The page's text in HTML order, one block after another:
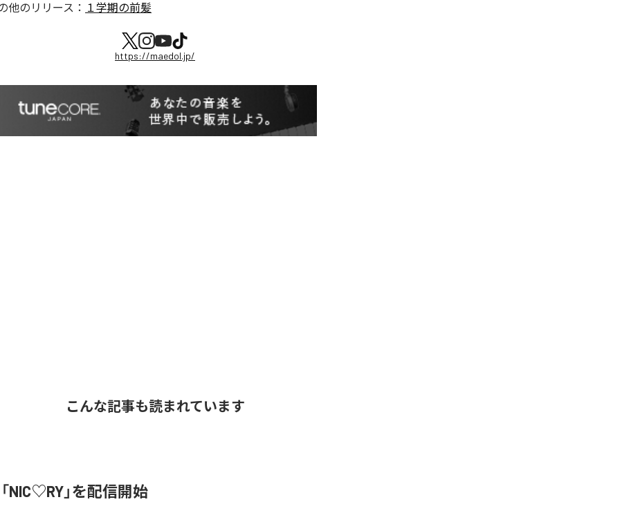
他のリリース： １学期の前髪
https://maedol.jp/
こんな記事も読まれています
NIC♡RY」を配信開始